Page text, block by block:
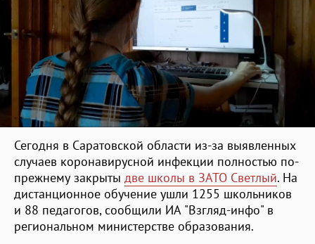
Сегодня в Саратовской области из-за выявленных
случаев коронавирусной инфекции полностью по-
прежнему закрыты две школы в ЗАТО Светлый. На
дистанционное обучение ушли 1255 школьников
и 88 педагогов, сообщили ИА "Взгляд-инфо" в
региональном министерстве образования.